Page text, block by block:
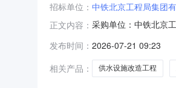
招标单位： 中铁北京工程局集团
正文内容： 采购单位：中铁北京
发布时间： 2026-07-21 09:23
相关产品：
供水设施改造工程